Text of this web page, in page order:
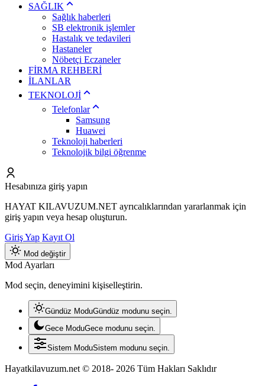
SAĞLIK
Sağlık haberleri
SB elektronik işlemler
Hastalık ve tedavileri
Hastaneler
Nöbetçi Eczaneler
FİRMA REHBERİ
İLANLAR
TEKNOLOJİ
Telefonlar
Samsung
Huawei
Teknoloji haberleri
Teknolojik bilgi öğrenme
Hesabınıza giriş yapın
HAYAT KILAVUZUM.NET ayrıcalıklarından yararlanmak için
giriş yapın veya hesap oluşturun.
Giriş Yap Kayıt Ol
Mod değiştir
Mod Ayarları
Mod seçin, deneyimini kişiselleştirin.
Gündüz ModuGündüz modunu seçin.
Gece ModuGece modunu seçin.
Sistem ModuSistem modunu seçin.
Hayatkilavuzum.net © 2018- 2026 Tüm Hakları Saklıdır